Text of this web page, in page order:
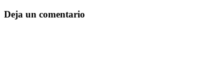
Deja un comentario